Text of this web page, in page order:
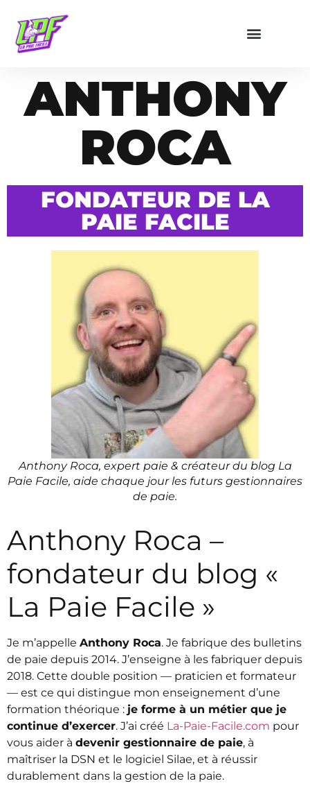
ANTHONY
ROCA
FONDATEUR DE LA
PAIE FACILE
Anthony Roca, expert paie & créateur du blog La
Paie Facile, aide chaque jour les futurs gestionnaires
de paie.
Anthony Roca –
fondateur du blog «
La Paie Facile »
Je m’appelle Anthony Roca. Je fabrique des bulletins
de paie depuis 2014. J’enseigne à les fabriquer depuis
2018. Cette double position — praticien et formateur
— est ce qui distingue mon enseignement d’une
formation théorique : je forme à un métier que je
continue d’exercer. J’ai créé La-Paie-Facile.com pour
vous aider à devenir gestionnaire de paie, à
maîtriser la DSN et le logiciel Silae, et à réussir
durablement dans la gestion de la paie.